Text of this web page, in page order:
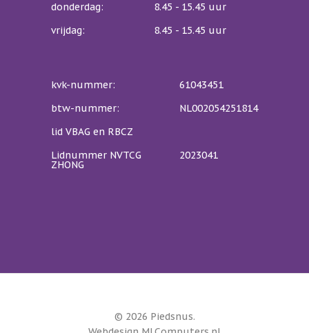
donderdag:
8.45 - 15.45 uur
vrijdag:
8.45 - 15.45 uur
kvk-nummer:
61043451
btw-nummer:
NL002054251814
lid VBAG en RBCZ
Lidnummer NVTCG
ZHONG
2023041
© 2026 Piedsnus.